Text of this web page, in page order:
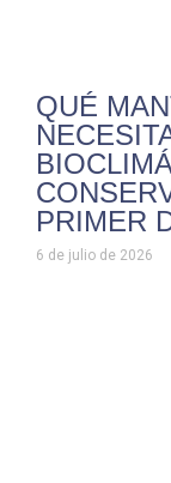
QUÉ
PRIMER
6 de julio de 2026